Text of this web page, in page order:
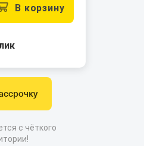
В корзину
с чёткого